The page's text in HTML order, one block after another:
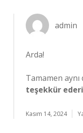
admin
Arda!
Tamamen aynı
teşekkür
Kasım 14, 2024